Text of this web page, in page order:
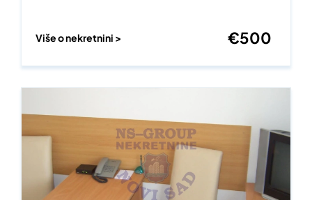
Više o nekretnini > €500